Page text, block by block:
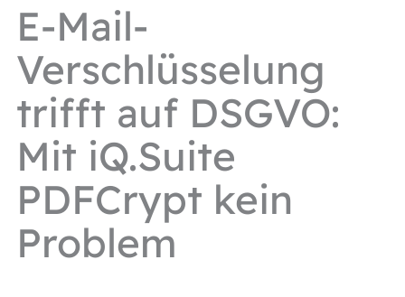
E-Mail-
Verschlüsselung
trifft auf DSGVO:
Mit iQ.Suite
PDFCrypt kein
Problem